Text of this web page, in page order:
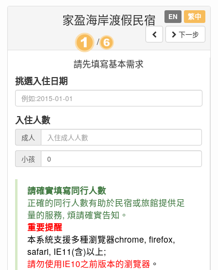
家盈海岸渡假民宿
/
請先填寫基本需求
挑選入住日期
入住人數
成人
小孩
請確實填寫同行人數
正確的同行人數有助於民宿或旅館提供足
量的服務, 煩請確實告知。
重要提醒
本系統支援多種瀏覽器chrome, firefox,
safari, IE11(含)以上;
請勿使用IE10之前版本的瀏覽器 。
EN 繁中
下一步